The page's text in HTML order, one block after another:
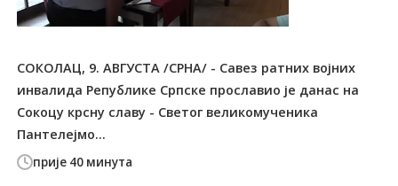
прије 40 минута
СОКОЛАЦ, 9. АВГУСТА /СРНА/ - Савез ратних војних
инвалида Републике Српске прославио је данас на
Сокоцу крсну славу - Светог великомученика
Пантелејмо...